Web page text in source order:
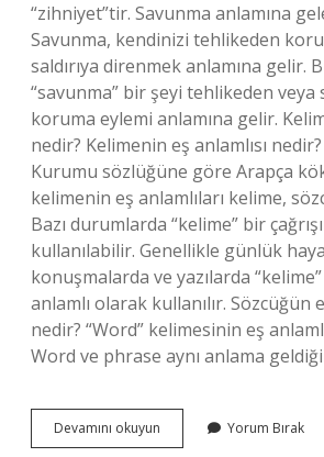
“zihniyet”tir. Savunma anlamına
Savunma, kendinizi tehlikeden
saldırıya direnmek anlamına gelir.
“savunma” bir şeyi tehlikeden veya
koruma eylemi anlamına gelir.
nedir? Kelimenin eş anlamlısı
Kurumu sözlüğüne göre Arapça
kelimenin eş anlamlıları kelime,
Bazı durumlarda “kelime” bir
kullanılabilir. Genellikle günlük
konuşmalarda ve yazılarda
anlamlı olarak kullanılır. Sözcüğün
nedir? “Word” kelimesinin eş
Word ve phrase aynı anlama
Devamını okuyun Başlangıç
Anlamına
Yorum Bırak